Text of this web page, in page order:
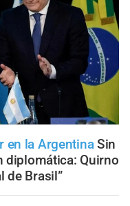
en la Argentina Sin
diplomática: Quirno
de Brasil”